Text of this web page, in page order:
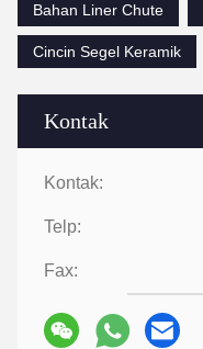
Kontak
Kontak:
Telp:
Fax:
Bahan Liner Chute
Cincin Segel Keramik